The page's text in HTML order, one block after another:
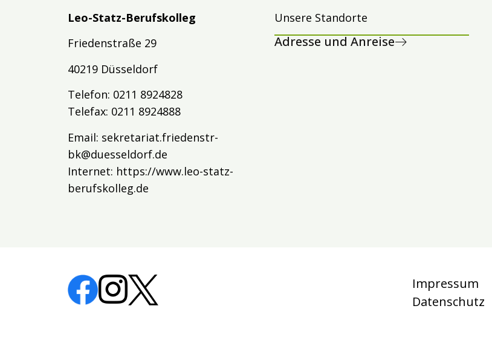
Leo-Statz-Berufskolleg
Friedenstraße 29
40219 Düsseldorf
Telefon: 0211 8924828
Telefax: 0211 8924888
Email: sekretariat.friedenstr-
bk@duesseldorf.de
Internet: https://www.leo-statz-
berufskolleg.de
Unsere Standorte
Adresse und Anreise
Impressum
Datenschutz